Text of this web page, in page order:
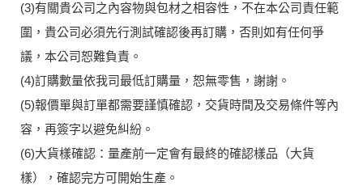
(3)有關貴公司之內容物與包材之相容性，不在本公司責任範
圍，貴公司必須先行測試確認後再訂購，否則如有任何爭
議，本公司恕難負責。
(4)訂購數量依我司最低訂購量，恕無零售，謝謝。
(5)報價單與訂單都需要謹慎確認，交貨時間及交易條件等內
容，再簽字以避免糾紛。
(6)大貨樣確認：量產前一定會有最終的確認樣品（大貨
樣），確認完方可開始生產。